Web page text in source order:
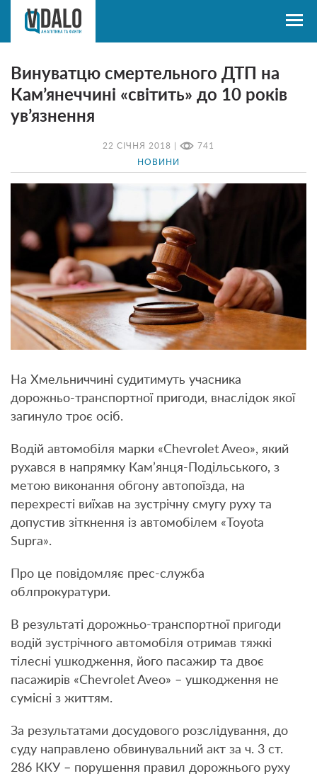
22 СІЧНЯ 2018 | 741
НОВИНИ
Винуватцю смертельного ДТП на
Кам’янеччині «світить» до 10 років
ув’язнення
На Хмельниччині судитимуть учасника
дорожньо-транспортної пригоди, внаслідок якої
загинуло троє осіб.
Водій автомобіля марки «Chevrolet Aveo», який
рухався в напрямку Кам’янця-Подільського, з
метою виконання обгону автопоїзда, на
перехресті виїхав на зустрічну смугу руху та
допустив зіткнення із автомобілем «Toyota
Supra».
Про це повідомляє прес-служба
облпрокуратури.
В результаті дорожньо-транспортної пригоди
водій зустрічного автомобіля отримав тяжкі
тілесні ушкодження, його пасажир та двоє
пасажирів «Chevrolet Aveo» – ушкодження не
сумісні з життям.
За результатами досудового розслідування, до
суду направлено обвинувальний акт за ч. 3 ст.
286 ККУ – порушення правил дорожнього руху